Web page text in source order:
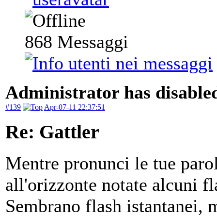
868 Messaggi
Administrator has
#139 Apr-07-11 22:37:51
Re: Gattler
Mentre pronunci le tue
all'orizzonte notate alcuni
Sembrano flash istantanei,